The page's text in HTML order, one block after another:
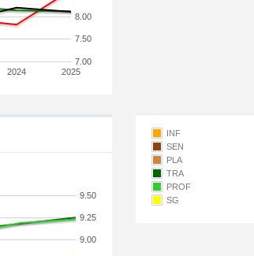
2024 2025
7.00
7.50
8.00
9.00
9.25
9.50
INF
SEN
PLA
TRA
PROF
SG